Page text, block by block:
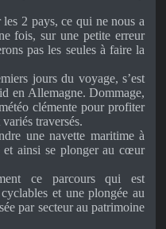
2 pays, ce qui ne nous a
fois, sur une petite erreur
pas les seules à faire la
jours du voyage, s’est
en Allemagne. Dommage,
clémente pour profiter
traversés.
une navette maritime à
ainsi se plonger au cœur
ce parcours qui est
et une plongée au
par secteur au patrimoine